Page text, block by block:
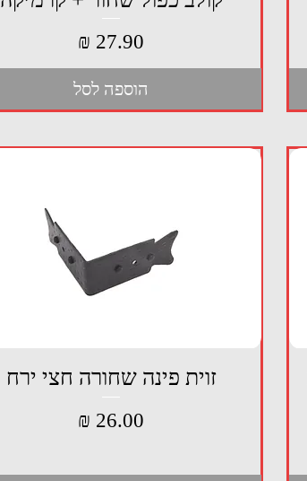
מחיר
הוספה לסל
תצוגה מהירה
זוית פינה שחורה חצי ירח
מחיר